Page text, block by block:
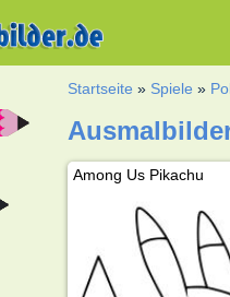
Startseite » Spiele »
Among Us Pikachu